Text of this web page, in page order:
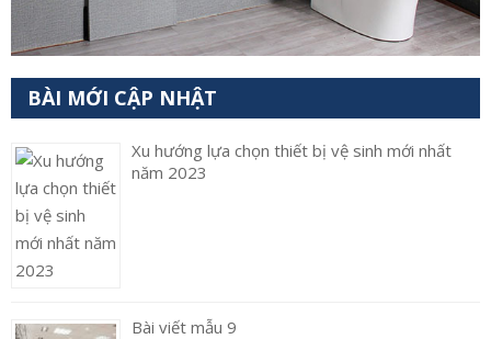
BÀI MỚI CẬP NHẬT
Xu hướng lựa chọn thiết bị vệ sinh mới nhất
năm 2023
Bài viết mẫu 9